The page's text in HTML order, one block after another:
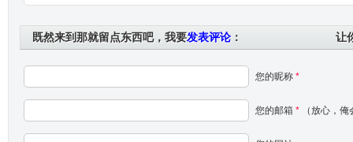
既然来到那就留点东西吧，我要发表评论： 让
您的昵称 *
您的邮箱 * （放心，